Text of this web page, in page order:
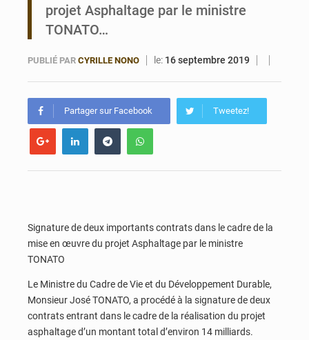
projet Asphaltage par le ministre
TONATO…
PUBLIÉ PAR CYRILLE NONO le: 16 septembre 2019
Partager sur Facebook Tweetez!
Signature de deux importants contrats dans le cadre de la
mise en œuvre du projet Asphaltage par le ministre
TONATO
Le Ministre du Cadre de Vie et du Développement Durable,
Monsieur José TONATO, a procédé à la signature de deux
contrats entrant dans le cadre de la réalisation du projet
asphaltage d’un montant total d’environ 14 milliards.